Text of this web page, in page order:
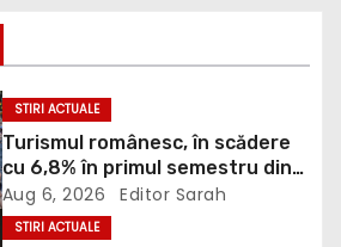
STIRI ACTUALE
Turismul românesc, în scădere
cu 6,8% în primul semestru din
2026
Aug 6, 2026 Editor Sarah
STIRI ACTUALE